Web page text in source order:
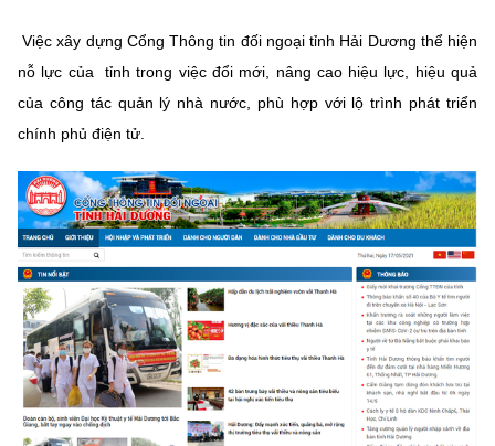
BỘ KHOA HỌC VÀ CÔNG NGHỆ
MINISTRY OF SCIENCE AND TECHNOLOGY
Điều khoản sử dụng
Cơ quan chủ quản: Bộ Khoa học và Công nghệ (MST)
Chịu trách nhiệm nội dung: Nguyễn Thị Hải Hằng
Giám đốc Trung tâm Truyền thông Khoa học và Công nghệ.
Liên hệ
Địa chỉ: Ban Biên tập Cổng TTĐT - 18 Nguyễn Du, TP. Hà Nội
Điện thoại: 024 3936 9506
Email:stc@mst.gov.vn
©2026 Bản quyền thuộc Bộ Khoa Học và Công Nghệ
(Ghi rõ nguồn "https://mst.gov.vn" khi phát hành lại thông tin từ
website này)
Việc xây dựng Cổng Thông tin đối ngoại tỉnh Hải Dương thể hiện
nỗ lực của tỉnh trong việc đổi mới, nâng cao hiệu lực, hiệu quả
của công tác quản lý nhà nước, phù hợp với lộ trình phát triển
chính phủ điện tử.